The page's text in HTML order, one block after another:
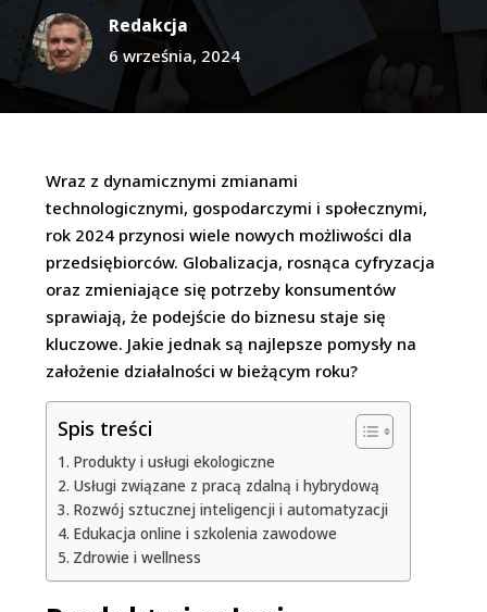
Redakcja
6 września, 2024
Wraz z dynamicznymi zmianami
technologicznymi, gospodarczymi i społecznymi,
rok 2024 przynosi wiele nowych możliwości dla
przedsiębiorców. Globalizacja, rosnąca cyfryzacja
oraz zmieniające się potrzeby konsumentów
sprawiają, że podejście do biznesu staje się
kluczowe. Jakie jednak są najlepsze pomysły na
założenie działalności w bieżącym roku?
Spis treści
Produkty i usługi ekologiczne
Usługi związane z pracą zdalną i hybrydową
Rozwój sztucznej inteligencji i automatyzacji
Edukacja online i szkolenia zawodowe
Zdrowie i wellness